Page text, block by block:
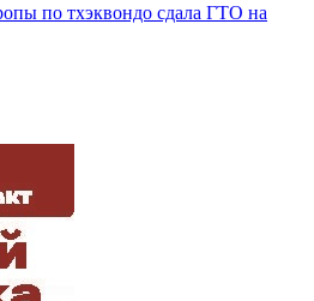
по тхэквондо сдала ГТО на